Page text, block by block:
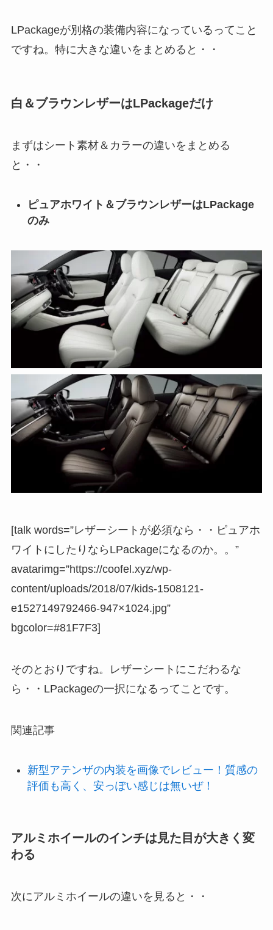
LPackageが別格の装備内容になっているってこと
ですね。特に大きな違いをまとめると・・
白＆ブラウンレザーはLPackageだけ
まずはシート素材＆カラーの違いをまとめる
と・・
ピュアホワイト＆ブラウンレザーはLPackage
のみ
[talk words=”レザーシートが必須なら・・ピュアホ
ワイトにしたりならLPackageになるのか。。”
avatarimg=”https://coofel.xyz/wp-
content/uploads/2018/07/kids-1508121-
e1527149792466-947×1024.jpg”
bgcolor=#81F7F3]
そのとおりですね。レザーシートにこだわるな
ら・・LPackageの一択になるってことです。
関連記事
新型アテンザの内装を画像でレビュー！質感の
評価も高く、安っぽい感じは無いぜ！
アルミホイールのインチは見た目が大きく変
わる
次にアルミホイールの違いを見ると・・